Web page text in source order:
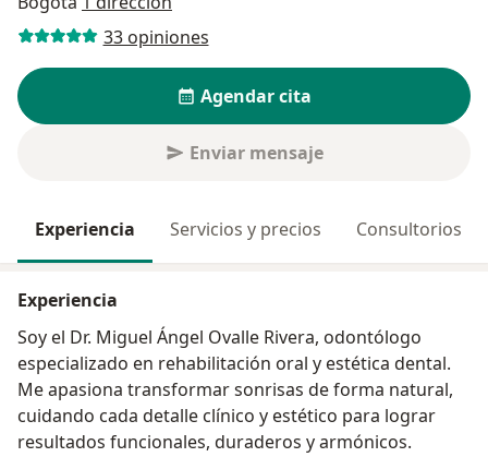
33 opiniones
Agendar cita
Enviar mensaje
Experiencia Servicios y precios Consultorios
Experiencia
Soy el Dr. Miguel Ángel Ovalle Rivera, odontólogo
especializado en rehabilitación oral y estética dental.
Me apasiona transformar sonrisas de forma natural,
cuidando cada detalle clínico y estético para lograr
resultados funcionales, duraderos y armónicos.